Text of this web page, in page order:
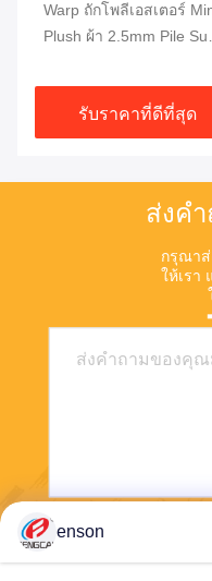
Warp ถักโพลีเอสเตอร์
Plush ผ้า 2.5mm Pile
รับราคาที่ดีที่สุด
ส่งค
กรุณา
ให้เรา
enson